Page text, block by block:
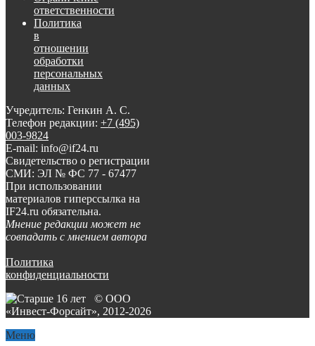
ответственности
Политика
в
отношении
обработки
персональных
данных
Учредитель: Генкин А. С.
Телефон редакции: +7 (495)
003-9824
E-mail: info@if24.ru
Свидетельство о регистрации
СМИ: ЭЛ № ФС 77 - 67477
При использовании
материалов гиперссылка на
IF24.ru обязательна.
Мнение редакции может не
совпадать с мнением автора
Политика
конфиденциальности
© ООО
«Инвест-Форсайт», 2012-2026
Меню